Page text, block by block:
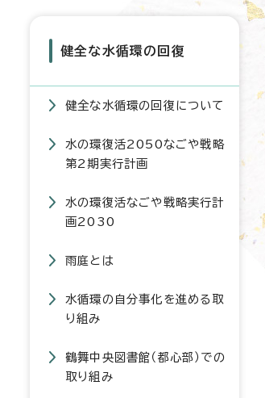
健全な水循環の回復
健全な水循環の回復について
水の環復活2050なごや戦略
第2期実行計画
水の環復活なごや戦略実行計
画2030
雨庭とは
水循環の自分事化を進める取
り組み
鶴舞中央図書館（都心部）での
取り組み